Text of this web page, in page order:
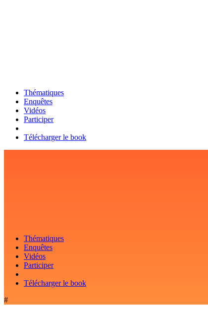
Thématiques
Enquêtes
Vidéos
Participer
Télécharger le book
Thématiques
Enquêtes
Vidéos
Participer
Télécharger le book
#